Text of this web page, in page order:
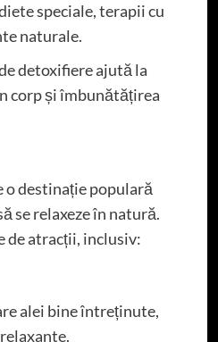
speciale, terapii cu
naturale.
detoxifiere ajută la
corp și îmbunătățirea
o destinație populară
se relaxeze în natură.
de atracții, inclusiv:
alei bine întreținute,